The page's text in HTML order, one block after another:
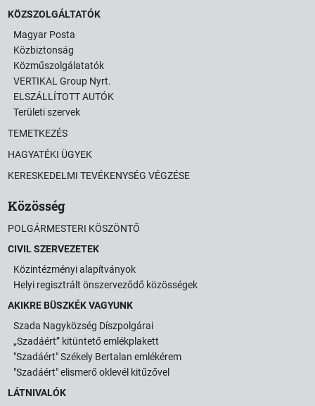
KÖZSZOLGÁLTATÓK
Magyar Posta
Közbiztonság
Közműszolgálatatók
VERTIKAL Group Nyrt.
ELSZÁLLÍTOTT AUTÓK
Területi szervek
TEMETKEZÉS
HAGYATÉKI ÜGYEK
KERESKEDELMI TEVÉKENYSÉG VÉGZÉSE
Közösség
POLGÁRMESTERI KÖSZÖNTŐ
CIVIL SZERVEZETEK
Közintézményi alapítványok
Helyi regisztrált önszerveződő közösségek
AKIKRE BÜSZKÉK VAGYUNK
Szada Nagyközség Díszpolgárai
„Szadáért” kitüntető emlékplakett
"Szadáért" Székely Bertalan emlékérem
"Szadáért" elismerő oklevél kitűzővel
LÁTNIVALÓK